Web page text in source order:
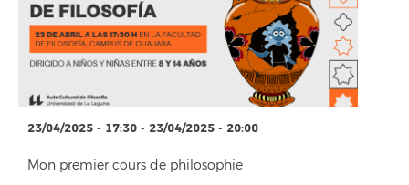
23/04/2025 - 17:30 - 23/04/2025 - 20:00
Mon premier cours de philosophie